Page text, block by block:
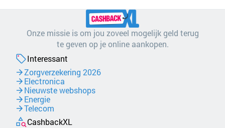
Onze missie is om jou zoveel mogelijk geld terug
te geven op je online aankopen.
Interessant
Zorgverzekering 2026
Electronica
Nieuwste webshops
Energie
Telecom
CashbackXL